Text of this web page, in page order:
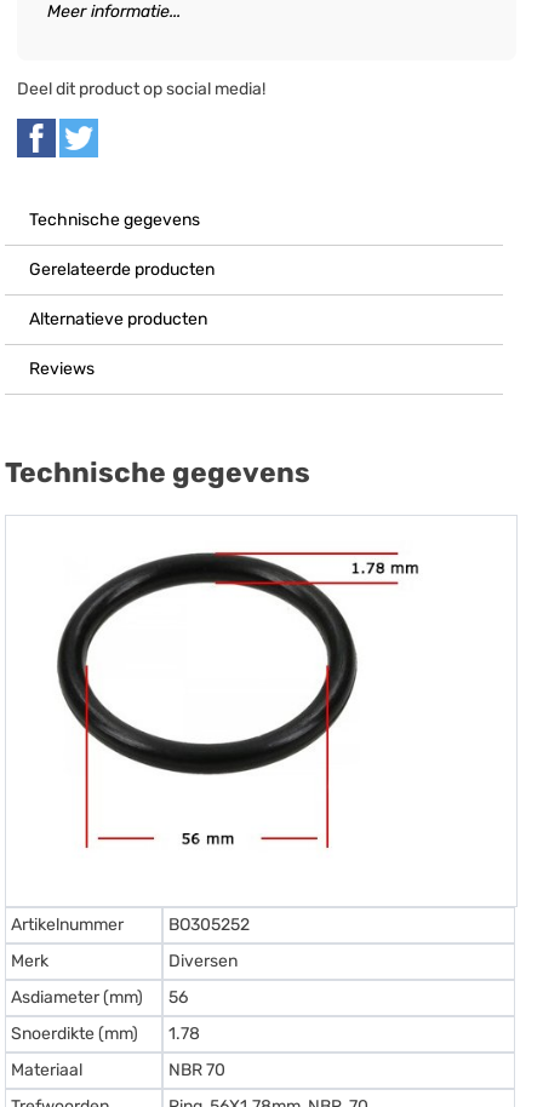
Meer informatie...
Deel dit product op social media!
Technische gegevens
Gerelateerde producten
Alternatieve producten
Reviews
Technische gegevens
Artikelnummer
BO305252
Merk
Diversen
Asdiameter (mm)
56
Snoerdikte (mm)
1.78
Materiaal
NBR 70